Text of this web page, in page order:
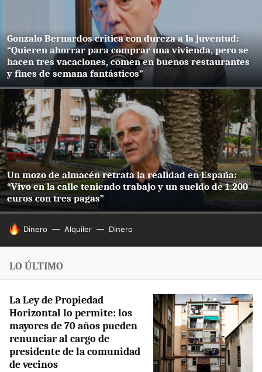
Gonzalo Bernardos critica con dureza a la juventud:
“Quieren ahorrar para comprar una vivienda, pero se
hacen tres vacaciones, comen en buenos restaurantes
y fines de semana fantásticos”
Un mozo de almacén retrata la realidad en España:
“Vivo en la calle teniendo trabajo y un sueldo de 1.200
euros con tres pagas”
HOY SE HABLA DE
Dinero Alquiler Dinero
LO ÚLTIMO
La Ley de Propiedad
Horizontal lo permite: los
mayores de 70 años pueden
renunciar al cargo de
presidente de la comunidad
de vecinos